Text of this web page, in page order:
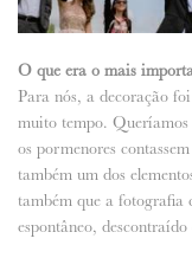
O que era o mais
Para nós, a decoração
muito tempo. Queríamos
os pormenores
também um dos
também que a fotografia
espontâneo,